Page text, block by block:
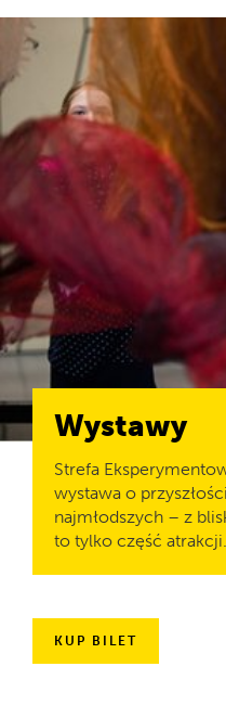
Tegoroczna Noc
będzie
częściowe
towarzyszący mu
obserwacje nieba.
częściowe
Zapraszamy!
Wystawy
Strefa
wystawa o
najmłodszych – z
to tylko część atrakcji.
KUP BILET